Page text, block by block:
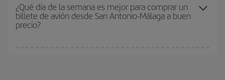
precio según tus necesidades de viaje. La tarifa básica, te
asegura el vuelo más barato.
¿Qué día de la semana es mejor para comprar un
billete de avión desde San Antonio-Málaga a buen
precio?